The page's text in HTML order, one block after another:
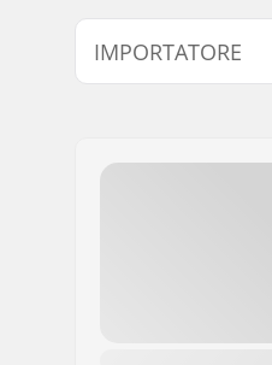
IMPORTATORE